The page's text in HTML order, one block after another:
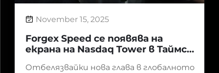
November 15, 2025
Forgex Speed се появява на
екрана на Nasdaq Tower в Таймс
Отбелязвайки нова глава в глобалното